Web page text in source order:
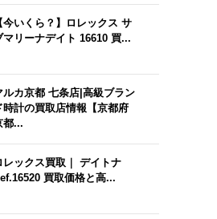
今いくら？】ロレックス サ
マリーナデイト 16610 買...
ルカ京都 七条店|高級ブラン
時計の買取店情報【京都府
都...
レックス買取｜ デイトナ
買取価格と高...